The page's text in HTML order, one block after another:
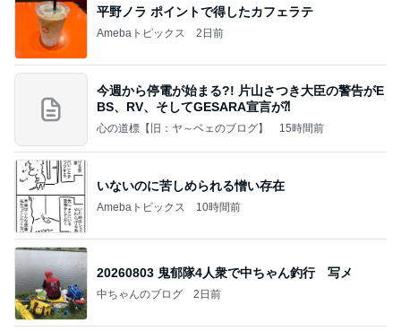
平野ノラ ポイントで得したカフェラテ
Amebaトピックス 2日前
今週から停電が始まる?! 片山さつき大臣の警告がE
BS、RV、そしてGESARA宣言が⁈
心の道標【旧：ヤ～ベェのブログ】 15時間前
いないのに苦しめられる憎い存在
Amebaトピックス 10時間前
20260803 鬼郁隊4人衆で中ちゃん釣行 写メ
中ちゃんのブログ 2日前